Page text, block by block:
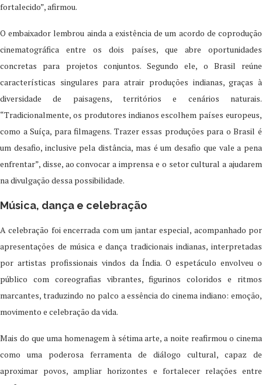
fortalecido”, afirmou.
O embaixador lembrou ainda a existência de um acordo de coprodução
cinematográfica entre os dois países, que abre oportunidades
concretas para projetos conjuntos. Segundo ele, o Brasil reúne
características singulares para atrair produções indianas, graças à
diversidade de paisagens, territórios e cenários naturais.
“Tradicionalmente, os produtores indianos escolhem países europeus,
como a Suíça, para filmagens. Trazer essas produções para o Brasil é
um desafio, inclusive pela distância, mas é um desafio que vale a pena
enfrentar”, disse, ao convocar a imprensa e o setor cultural a ajudarem
na divulgação dessa possibilidade.
Música, dança e celebração
A celebração foi encerrada com um jantar especial, acompanhado por
apresentações de música e dança tradicionais indianas, interpretadas
por artistas profissionais vindos da Índia. O espetáculo envolveu o
público com coreografias vibrantes, figurinos coloridos e ritmos
marcantes, traduzindo no palco a essência do cinema indiano: emoção,
movimento e celebração da vida.
Mais do que uma homenagem à sétima arte, a noite reafirmou o cinema
como uma poderosa ferramenta de diálogo cultural, capaz de
aproximar povos, ampliar horizontes e fortalecer relações entre